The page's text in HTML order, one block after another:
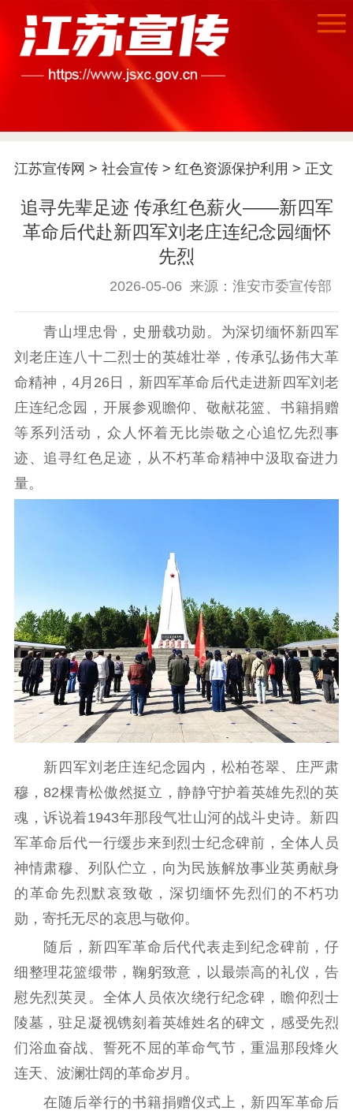
首页
江苏要闻
公示公告
信息公开制度
信息公开指南
信息公开年度报
告
政策法规
工作动态
理论武装
理论学习 宣传宣讲 研究阐释
哲学社科
新闻宣传
主题宣传 对外宣传
新闻发布
记者之家
品牌栏目
文化文艺
精品生产 文化惠民
文化传承
紫金文化艺术节
品牌活动 紫艺舞台
精神文明
文明创建 文明实践
文明培育
先进典型
社会宣传
思想政治教育 爱国主义教育
全民国防教育
红色资源保护利
用
新闻出版
精品出版 全民阅读
扫黄打非
江苏宣传网 > 社会宣传> 红色资源保护利用 > 正文
追寻先辈足迹 传承红色薪火——新四军
革命后代赴新四军刘老庄连纪念园缅怀
先烈
2026-05-06 来源：淮安市委宣传部
青山埋忠骨，史册载功勋。为深切缅怀新四军
刘老庄连八十二烈士的英雄壮举，传承弘扬伟大革
命精神，4月26日，新四军革命后代走进新四军刘老
庄连纪念园，开展参观瞻仰、敬献花篮、书籍捐赠
等系列活动，众人怀着无比崇敬之心追忆先烈事
迹、追寻红色足迹，从不朽革命精神中汲取奋进力
量。
新四军刘老庄连纪念园内，松柏苍翠、庄严肃
穆，82棵青松傲然挺立，静静守护着英雄先烈的英
魂，诉说着1943年那段气壮山河的战斗史诗。新四
军革命后代一行缓步来到烈士纪念碑前，全体人员
神情肃穆、列队伫立，向为民族解放事业英勇献身
的革命先烈默哀致敬，深切缅怀先烈们的不朽功
勋，寄托无尽的哀思与敬仰。
随后，新四军革命后代代表走到纪念碑前，仔
细整理花篮缎带，鞠躬致意，以最崇高的礼仪，告
慰先烈英灵。全体人员依次绕行纪念碑，瞻仰烈士
陵墓，驻足凝视镌刻着英雄姓名的碑文，感受先烈
们浴血奋战、誓死不屈的革命气节，重温那段烽火
连天、波澜壮阔的革命岁月。
在随后举行的书籍捐赠仪式上，新四军革命后